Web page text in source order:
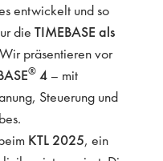
entwickelt und so
die TIMEBASE als
präsentieren vor
® 4 – mit
Steuerung und
KTL 2025, ein